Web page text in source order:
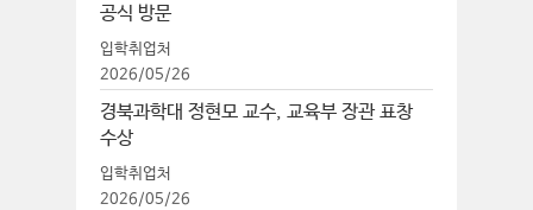
공식 방문
입학취업처
2026/05/26
경북과학대 정현모 교수, 교육부 장관 표창
수상
입학취업처
2026/05/26